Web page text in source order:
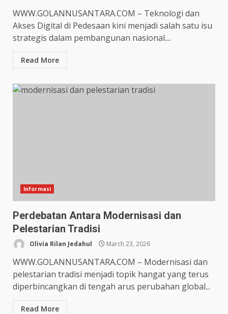
WWW.GOLANNUSANTARA.COM – Teknologi dan
Akses Digital di Pedesaan kini menjadi salah satu isu
strategis dalam pembangunan nasional....
Read More
Informasi
Perdebatan Antara Modernisasi dan
Pelestarian Tradisi
Olivia Rilan Jedahul March 23, 2026
WWW.GOLANNUSANTARA.COM – Modernisasi dan
pelestarian tradisi menjadi topik hangat yang terus
diperbincangkan di tengah arus perubahan global...
Read More